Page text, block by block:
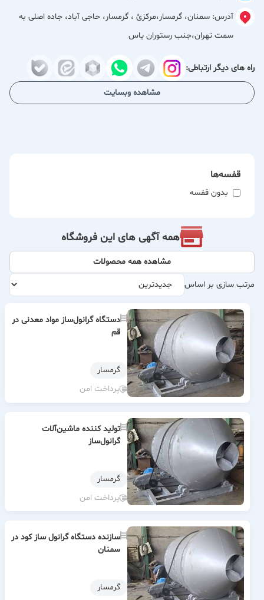
آدرس: سمنان، گرمسار،مركزئ ، گرمسار، حاجی آباد، جاده اصلی به
سمت تهران،جنب رستوران یاس
راه های دیگر ارتباطی:
مشاهده وبسایت
قفسه‌ها
بدون قفسه
همه آگهی های این فروشگاه
مشاهده همه محصولات
مرتب سازی بر اساس
دستگاه گرانول‌ساز مواد معدنی در
قم
گرمسار
پرداخت امن
تولید کننده ماشین‌آلات
گرانول‌ساز
گرمسار
پرداخت امن
سازنده دستگاه گرانول ساز کود در
سمنان
گرمسار